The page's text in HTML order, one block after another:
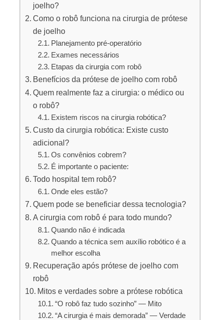
joelho?
Como o robô funciona na cirurgia de prótese
de joelho
Planejamento pré-operatório
Exames necessários
Etapas da cirurgia com robô
Benefícios da prótese de joelho com robô
Quem realmente faz a cirurgia: o médico ou
o robô?
Existem riscos na cirurgia robótica?
Custo da cirurgia robótica: Existe custo
adicional?
Os convênios cobrem?
É importante o paciente:
Todo hospital tem robô?
Onde eles estão?
Quem pode se beneficiar dessa tecnologia?
A cirurgia com robô é para todo mundo?
Quando não é indicada
Quando a técnica sem auxílio robótico é a
melhor escolha
Recuperação após prótese de joelho com
robô
Mitos e verdades sobre a prótese robótica
“O robô faz tudo sozinho” — Mito
“A cirurgia é mais demorada” — Verdade